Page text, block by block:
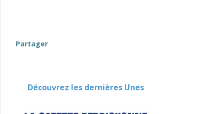
Partager
Découvrez les dernières Unes